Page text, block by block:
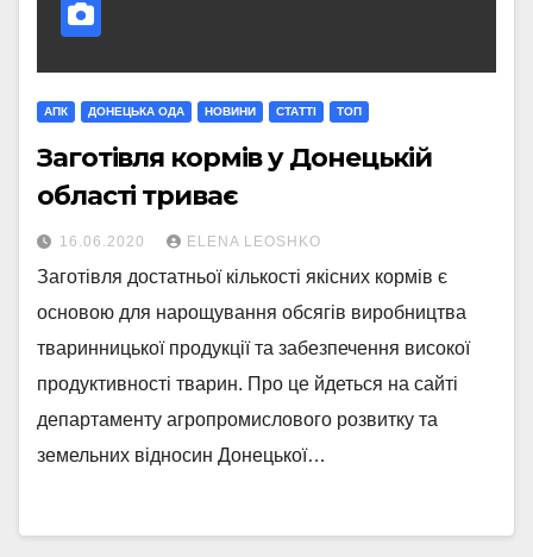
АПК ДОНЕЦЬКА ОДА НОВИНИ СТАТТI ТОП
Заготівля кормів у Донецькій
області триває
16.06.2020 ELENA LEOSHKO
Заготівля достатньої кількості якісних кормів є
основою для нарощування обсягів виробництва
тваринницької продукції та забезпечення високої
продуктивності тварин. Про це йдеться на сайті
департаменту агропромислового розвитку та
земельних відносин Донецької…